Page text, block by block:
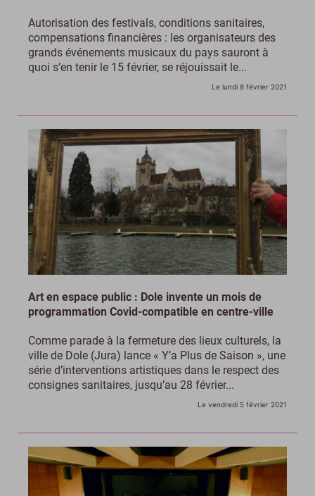
Autorisation des festivals, conditions sanitaires,
compensations financières : les organisateurs des
grands événements musicaux du pays sauront à
quoi s’en tenir le 15 février, se réjouissait le...
Le lundi 8 février 2021
Art en espace public : Dole invente un mois de
programmation Covid-compatible en centre-ville
Comme parade à la fermeture des lieux culturels, la
ville de Dole (Jura) lance « Y’a Plus de Saison », une
série d’interventions artistiques dans le respect des
consignes sanitaires, jusqu’au 28 février...
Le vendredi 5 février 2021